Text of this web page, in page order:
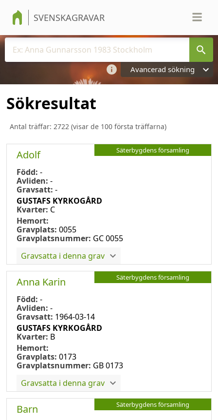
SVENSKAGRAVAR
Avancerad sökning
Sökresultat
Antal träffar: 2722 (visar de 100 första träffarna)
Säterbygdens församling
Adolf
Född: -
Avliden: -
Gravsatt: -
GUSTAFS KYRKOGÅRD
Kvarter: C
Hemort:
Gravplats: 0055
Gravplatsnummer: GC 0055
Gravsatta i denna grav
Säterbygdens församling
Anna Karin
Född: -
Avliden: -
Gravsatt: 1964-03-14
GUSTAFS KYRKOGÅRD
Kvarter: B
Hemort:
Gravplats: 0173
Gravplatsnummer: GB 0173
Gravsatta i denna grav
Säterbygdens församling
Barn